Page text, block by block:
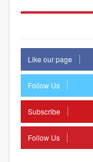
Like our page
Follow Us
Subscribe
Follow Us